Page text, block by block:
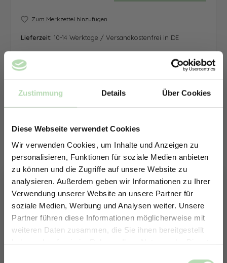
Zustimmung Details Über Cookies
Diese Webseite verwendet Cookies
Wir verwenden Cookies, um Inhalte und Anzeigen zu
personalisieren, Funktionen für soziale Medien anbieten
zu können und die Zugriffe auf unsere Website zu
analysieren. Außerdem geben wir Informationen zu Ihrer
Verwendung unserer Website an unsere Partner für
soziale Medien, Werbung und Analysen weiter. Unsere
Partner führen diese Informationen möglicherweise mit
weiteren Daten zusammen, die Sie ihnen bereitgestellt
haben oder die sie im Rahmen Ihrer Nutzung der Dienste
Zum Merkzettel hinzufügen
Lieferzeit: 10-14 Werktage / Versandkostenfrei in DE
ERHALTE 5% RABATT AUF
DEINE RÜCKWÄNDE